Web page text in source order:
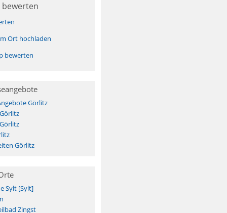
Ort hochladen
bewerten
Görlitz
Görlitz
Sylt [Sylt]
Zingst